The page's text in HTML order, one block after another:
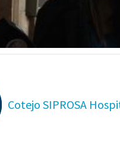
Cotejo SIPROSA